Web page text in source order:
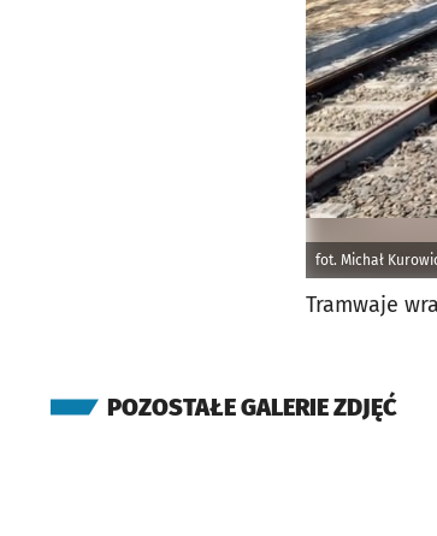
fot. Michał
Tramwaje
POZOSTAŁE GALERIE ZDJĘĆ